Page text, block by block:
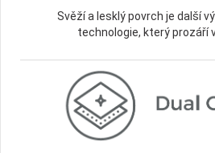
Svěží a lesklý povrch je další
technologie, který prozáří